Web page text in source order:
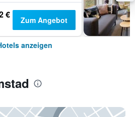
€ Zum Angebot
anzeigen